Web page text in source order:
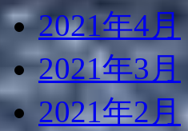
2021年4月
2021年3月
2021年2月